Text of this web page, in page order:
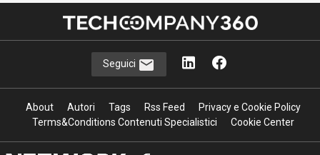
Seguici
About Autori Tags Rss Feed
Privacy e Cookie Policy
Terms&Conditions Contenuti Specialistici
Cookie Center